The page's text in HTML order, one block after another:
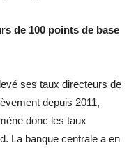
de 100 points de base
ses taux directeurs de
depuis 2011,
donc les taux
La banque centrale a en